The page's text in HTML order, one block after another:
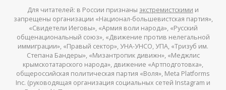
Для читателей: в России признаны экстремистскими и
запрещены организации «Национал-большевистская партия»,
«Свидетели Иеговы», «Армия воли народа», «Русский
общенациональный союз», «Движение против нелегальной
иммиграции», «Правый сектор», УНА-УНСО, УПА, «Тризуб им.
Степана Бандеры», «Мизантропик дивижн», «Меджлис
крымскотатарского народа», движение «Артподготовка»,
общероссийская политическая партия «Воля», Meta Platforms
Inc. (руководящая организация социальных сетей Instagram и